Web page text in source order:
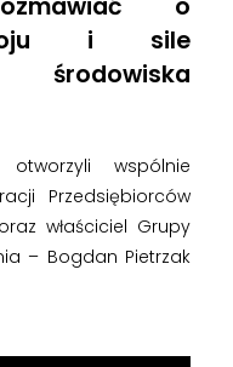
i sile
wspólnie
Przedsiębiorców
właściciel Grupy
– Bogdan Pietrzak